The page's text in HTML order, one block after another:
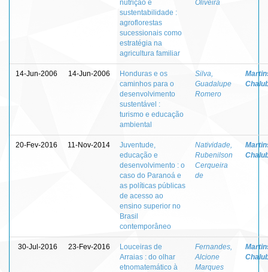
nutrição e
sustentabilidade :
agroflorestas
sucessionais como
estratégia na
agricultura familiar
Oliveira
14-Jun-2006 14-Jun-2006
Honduras e os
caminhos para o
desenvolvimento
sustentável :
turismo e educação
ambiental
Silva,
Guadalupe
Romero
20-Fev-2016 11-Nov-2014
Juventude,
educação e
desenvolvimento : o
caso do Paranoá e
as políticas públicas
de acesso ao
ensino superior no
Brasil
contemporâneo
Natividade,
Rubenilson
Cerqueira
de
30-Jul-2016 23-Fev-2016
Louceiras de
Arraias : do olhar
etnomatemático à
Fernandes,
Alcione
Marques